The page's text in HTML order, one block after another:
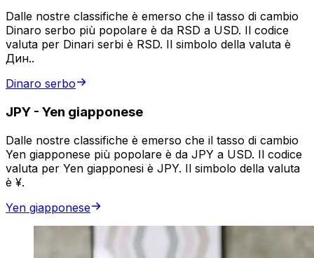
Dalle nostre classifiche è emerso che il tasso di cambio
Dinaro serbo più popolare è da RSD a USD. Il codice
valuta per Dinari serbi è RSD. Il simbolo della valuta è
Дин..
Dinaro serbo
JPY - Yen giapponese
Dalle nostre classifiche è emerso che il tasso di cambio
Yen giapponese più popolare è da JPY a USD. Il codice
valuta per Yen giapponesi è JPY. Il simbolo della valuta
è ¥.
Yen giapponese